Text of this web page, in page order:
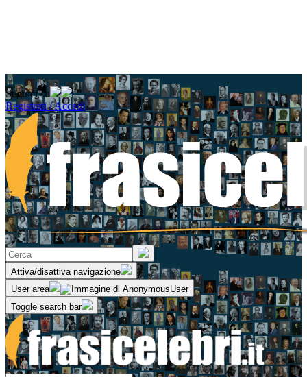
Seguici su
Registrati / Accedi
Attiva/disattiva navigazione
User area
Toggle search bar